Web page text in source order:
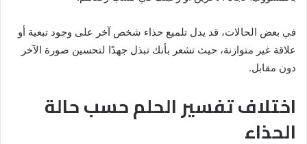
في بعض الحالات، قد يدل تلميع حذاء شخص آخر على وجود تبعية أو
علاقة غير متوازنة، حيث تشعر بأنك تبذل جهدًا لتحسين صورة الآخر
دون مقابل.
اختلاف تفسير الحلم حسب حالة
الحذاء